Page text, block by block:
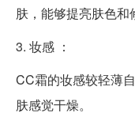
肤，能够提亮肤色和
3. 妆感 ：
CC霜的妆感较轻薄
肤感觉干燥。